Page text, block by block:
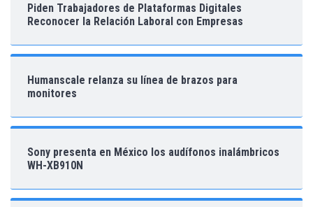
Piden Trabajadores de Plataformas Digitales
Reconocer la Relación Laboral con Empresas
Humanscale relanza su línea de brazos para
monitores
Sony presenta en México los audífonos inalámbricos
WH-XB910N